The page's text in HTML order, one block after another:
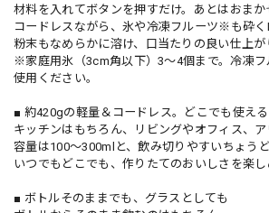
材料を入れてボタンを押すだけ。あとはおまか
コードレスながら、氷や冷凍フルーツ※も砕く
粉末もなめらかに溶け、口当たりの良い仕上が
※家庭用氷（3cm角以下）3～4個まで。冷凍
使用ください。
■ 約420gの軽量＆コードレス。どこでも使える
キッチンはもちろん、リビングやオフィス、ア
容量は100～300mlと、飲み切りやすいちょう
いつでもどこでも、作りたてのおいしさを楽し
■ ボトルそのままでも、グラスとしても